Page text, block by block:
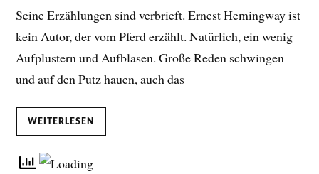
Seine Erzählungen sind verbrieft. Ernest Hemingway ist
kein Autor, der vom Pferd erzählt. Natürlich, ein wenig
Aufplustern und Aufblasen. Große Reden schwingen
und auf den Putz hauen, auch das
WEITERLESEN